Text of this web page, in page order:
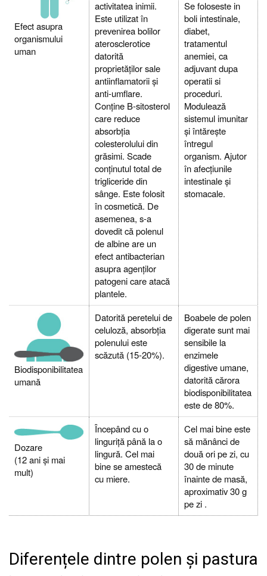
Efect asupra
organismului
uman
activitatea inimii.
Este utilizat în
prevenirea bolilor
aterosclerotice
datorită
proprietăților sale
antiinflamatorii și
anti-umflare.
Conține B-sitosterol
care reduce
absorbția
colesterolului din
grăsimi. Scade
conținutul total de
trigliceride din
sânge. Este folosit
în cosmetică. De
asemenea, s-a
dovedit că polenul
de albine are un
efect antibacterian
asupra agenților
patogeni care atacă
plantele.
Se foloseste in
boli intestinale,
diabet,
tratamentul
anemiei, ca
adjuvant dupa
operatii si
proceduri.
Modulează
sistemul imunitar
și întărește
întregul
organism. Ajutor
în afecțiunile
intestinale și
stomacale.
Biodisponibilitatea
umană
Datorită peretelui de
celuloză, absorbția
polenului este
scăzută (15-20%).
Boabele de polen
digerate sunt mai
sensibile la
enzimele
digestive umane,
datorită cărora
biodisponibilitatea
este de 80%.
Dozare
(12 ani și mai
mult)
Începând cu o
linguriță până la o
lingură. Cel mai
bine se amestecă
cu miere.
Cel mai bine este
să mănânci de
două ori pe zi, cu
30 de minute
înainte de masă,
aproximativ 30 g
pe zi .
Diferențele dintre polen și pastura